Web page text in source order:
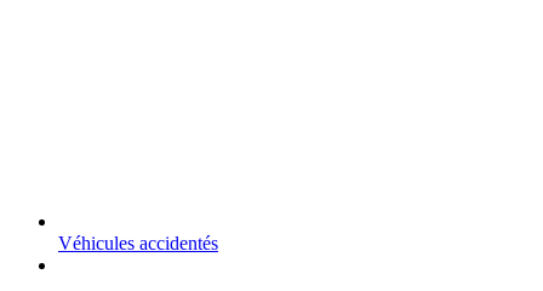
Véhicules accidentés